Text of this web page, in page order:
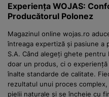
Experiența WOJAS:
Producătorul Polonez
Magazinul online wojas.ro
întreaga expertiză și pasiune a
S.A. Când alegeți ghete
doar un produs, ci o
înalte standarde de calitate.
rezultatul unui proces
pielii naturale și se încheie cu